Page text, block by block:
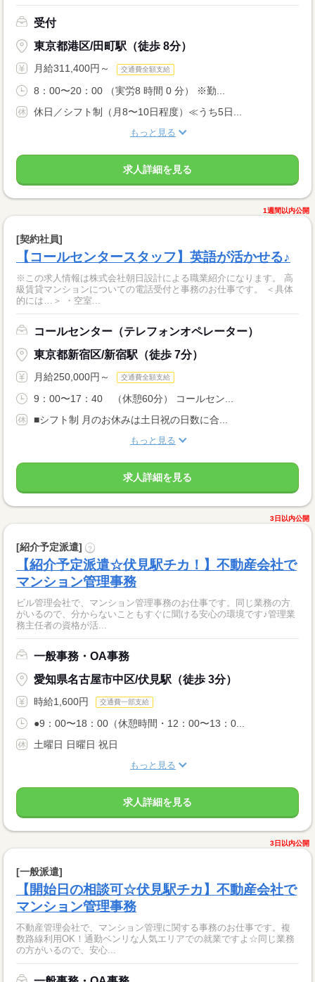
受付
東京都港区/田町駅（徒歩 8分）
月給311,400円～ 交通費全額支給
8：00〜20：00 （実労8 時間 0 分） ※勤...
休日／シフト制（月8〜10日程度）≪うち5日...
もっと見る
求人詳細を見る
1週間以内公開
[契約社員]
【コールセンタースタッフ】英語が活かせる♪
※この求人情報は株式会社朝日設計による職業紹介になります。 高
級賃貸マンションについての電話受付と事務のお仕事です。 ＜具体
的には…＞ ・空室...
コールセンター（テレフォンオペレーター）
東京都新宿区/新宿駅（徒歩 7分）
月給250,000円～ 交通費全額支給
9：00〜17：40 （休憩60分） コールセン...
■シフト制 月のお休みは土日祝の日数に合...
もっと見る
求人詳細を見る
3日以内公開
[紹介予定派遣] ?
【紹介予定派遣☆伏見駅チカ！】不動産会社で
マンション管理事務
ビル管理会社で、マンション管理事務のお仕事です。同じ業務の方
がいるので、分からないこともすぐに聞ける安心の環境です♪管理業
務主任者の資格が活...
一般事務・OA事務
愛知県名古屋市中区/伏見駅（徒歩 3分）
時給1,600円 交通費一部支給
●9：00〜18：00（休憩時間・12：00〜13：0...
土曜日 日曜日 祝日
もっと見る
求人詳細を見る
3日以内公開
[一般派遣]
【開始日の相談可☆伏見駅チカ】不動産会社で
マンション管理事務
不動産管理会社で、マンション管理に関する事務のお仕事です。複
数路線利用OK！通勤ベンリな人気エリアでの就業ですよ☆同じ業務
の方がいるので、安心...